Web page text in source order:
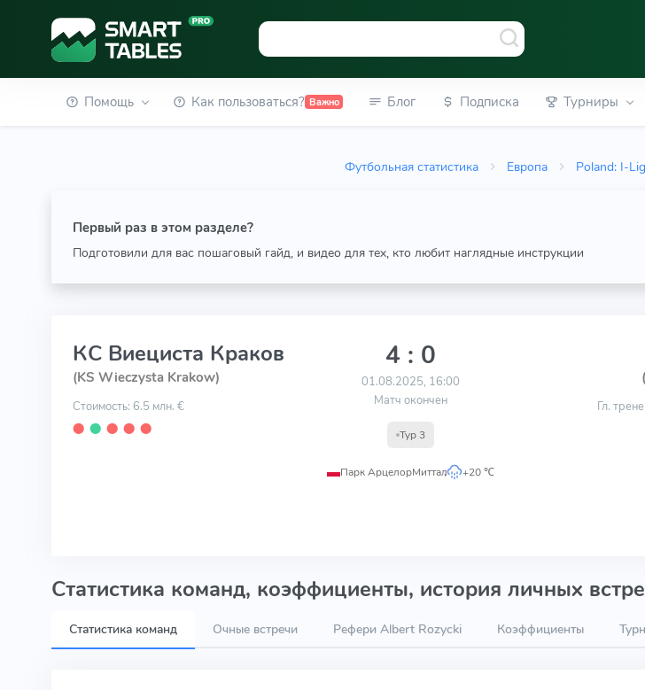
Помощь Как пользоваться? Важно Блог Подписка Турниры
Футбольная статистика Европа Poland: I-
Первый раз в этом разделе?
Подготовили для вас пошаговый гайд, и видео для тех, кто любит наглядные инструкции
КС Виециста Краков
(KS Wieczysta Krakow)
Стоимость: 6.5 млн. €
⬤ ⬤ ⬤ ⬤ ⬤
4 : 0
01.08.2025, 16:00
Матч окончен
Тур 3
Парк АрцелорМиттал
, +20 ℃
Гл.
Статистика команд, коэффициенты, история личных
Статистика команд Очные встречи Рефери Albert Rozycki Коэффициенты